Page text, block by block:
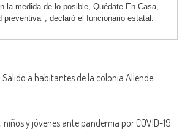
la medida de lo posible, Quédate En Casa,
declaró el funcionario estatal.
a habitantes de la colonia Allende
y jóvenes ante pandemia por COVID-19